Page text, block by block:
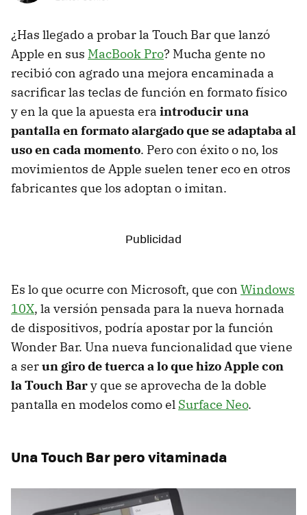
¿Has llegado a probar la Touch Bar que lanzó
Apple en sus MacBook Pro? Mucha gente no
recibió con agrado una mejora encaminada a
sacrificar las teclas de función en formato físico
y en la que la apuesta era introducir una
pantalla en formato alargado que se adaptaba al
uso en cada momento. Pero con éxito o no, los
movimientos de Apple suelen tener eco en otros
fabricantes que los adoptan o imitan.
Es lo que ocurre con Microsoft, que con Windows
10X, la versión pensada para la nueva hornada
de dispositivos, podría apostar por la función
Wonder Bar. Una nueva funcionalidad que viene
a serun giro de tuerca a lo que hizo Apple con
la Touch Bary que se aprovecha de la doble
pantalla en modelos como el Surface Neo.
Una Touch Bar pero vitaminada